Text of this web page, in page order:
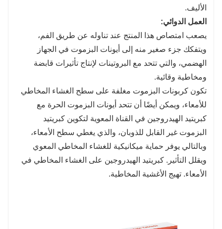
الأليف.
العمل الدوائي:
يصعب امتصاص هذا المنتج عند تناوله عن طريق الفم،
ويتفكك جزء صغير منه إلى أيونات البزموت في الجهاز
الهضمي، والتي تتحد مع البروتينات لإنتاج تأثيرات قابضة
ومخاطية وقائية.
تكون كربونات البزموت مغلفة على سطح الغشاء المخاطي
للأمعاء، ويمكن أيضًا أن تتحد أيونات البزموت الحرة مع
كبريتيد الهيدروجين في القناة المعوية لتكوين كبريتيد
البزموت غير القابل للذوبان، والذي يغطي سطح الأمعاء،
وبالتالي يوفر حماية ميكانيكية للغشاء المخاطي المعوي
ويقلل التأثير. كبريتيد الهيدروجين على الغشاء المخاطي في
الأمعاء. تهيج الأغشية المخاطية.